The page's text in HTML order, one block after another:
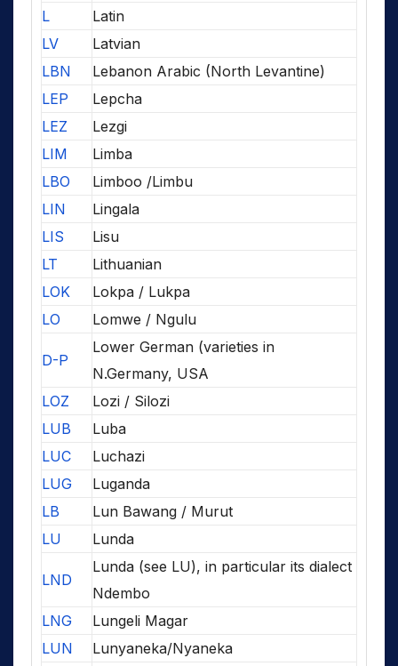
L
Latin
LV
Latvian
LBN
Lebanon Arabic (North Levantine)
LEP
Lepcha
LEZ
Lezgi
LIM
Limba
LBO
Limboo /Limbu
LIN
Lingala
LIS
Lisu
LT
Lithuanian
LOK
Lokpa / Lukpa
LO
Lomwe / Ngulu
D-P
Lower German (varieties in
N.Germany, USA
LOZ
Lozi / Silozi
LUB
Luba
LUC
Luchazi
LUG
Luganda
LB
Lun Bawang / Murut
LU
Lunda
LND
Lunda (see LU), in particular its dialect
Ndembo
LNG
Lungeli Magar
LUN
Lunyaneka/Nyaneka